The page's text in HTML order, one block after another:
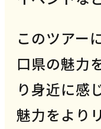
このツアー
口県の魅力
り身近に感
魅力をより